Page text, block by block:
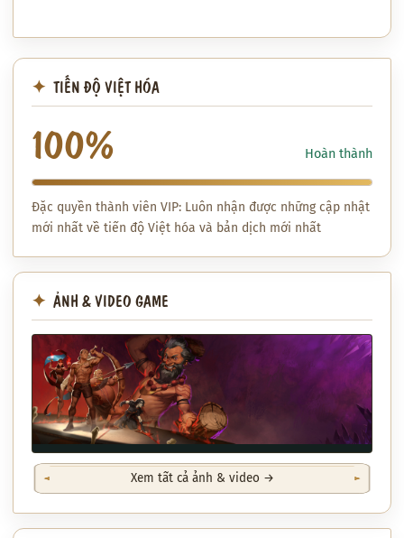
TIẾN ĐỘ VIỆT HÓA
100% Hoàn thành
Đặc quyền thành viên VIP: Luôn nhận được những cập nhật
mới nhất về tiến độ Việt hóa và bản dịch mới nhất
ẢNH & VIDEO GAME
Xem tất cả ảnh & video →